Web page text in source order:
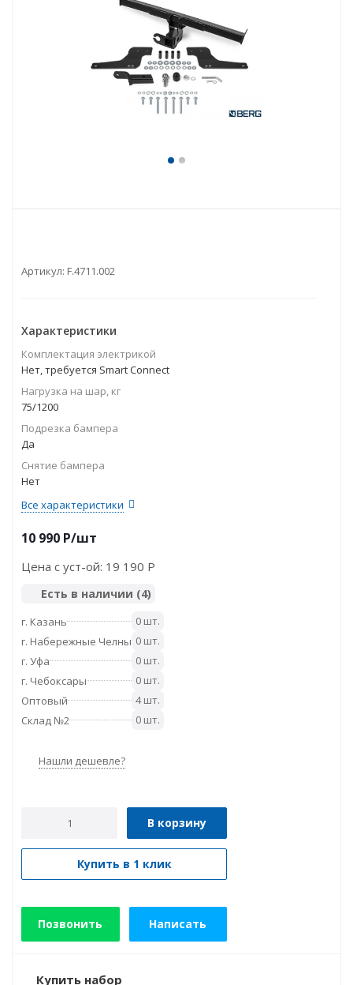
Артикул: F.4711.002
Характеристики
Комплектация электрикой
Нет, требуется Smart Connect
Нагрузка на шар, кг
75/1200
Подрезка бампера
Да
Снятие бампера
Нет
Все характеристики
10 990 P/шт
Цена с уст-ой: 19 190 P
Есть в наличии (4)
г. Казань
0 шт.
г. Набережные Челны 0 шт.
г. Уфа
0 шт.
г. Чебоксары
0 шт.
Оптовый
4 шт.
Склад №2
0 шт.
Нашли дешевле?
В корзину
Купить в 1 клик
Позвонить Написать
Купить набор